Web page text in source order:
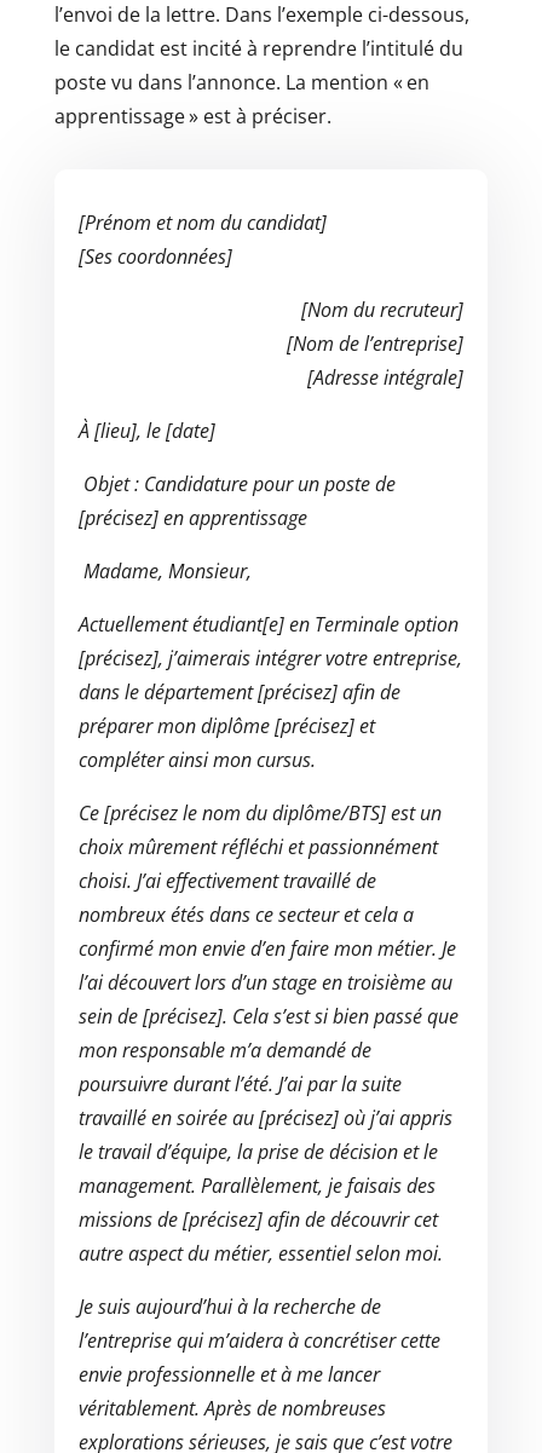
l’envoi de la lettre. Dans l’exemple ci-dessous,
le candidat est incité à reprendre l’intitulé du
poste vu dans l’annonce. La mention « en
apprentissage » est à préciser.
[Prénom et nom du candidat]
[Ses coordonnées]
[Nom du recruteur]
[Nom de l’entreprise]
[Adresse intégrale]
À [lieu], le [date]
Objet: Candidature pour un poste de
[précisez] en apprentissage
Madame, Monsieur,
Actuellement étudiant[e] en Terminale option
[précisez], j’aimerais intégrer votre entreprise,
dans le département [précisez] afin de
préparer mon diplôme [précisez] et
compléter ainsi mon cursus.
Ce [précisez le nom du diplôme/BTS] est un
choix mûrement réfléchi et passionnément
choisi. J’ai effectivement travaillé de
nombreux étés dans ce secteur et cela a
confirmé mon envie d’en faire mon métier. Je
l’ai découvert lors d’un stage en troisième au
sein de [précisez]. Cela s’est si bien passé que
mon responsable m’a demandé de
poursuivre durant l’été. J’ai par la suite
travaillé en soirée au [précisez] où j’ai appris
le travail d’équipe, la prise de décision et le
management. Parallèlement, je faisais des
missions de [précisez] afin de découvrir cet
autre aspect du métier, essentiel selon moi.
Je suis aujourd’hui à la recherche de
l’entreprise qui m’aidera à concrétiser cette
envie professionnelle et à me lancer
véritablement. Après de nombreuses
explorations sérieuses, je sais que c’est votre